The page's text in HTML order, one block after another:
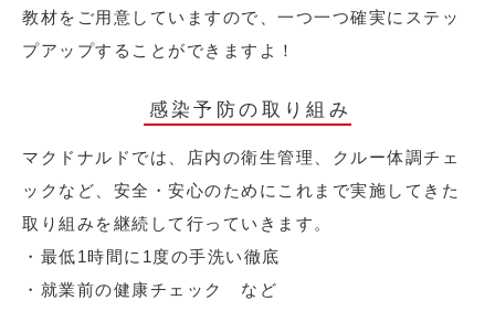
教材をご用意していますので、一つ一つ確実にステッ
プアップすることができますよ！
感染予防の取り組み
マクドナルドでは、店内の衛生管理、クルー体調チェ
ックなど、安全・安心のためにこれまで実施してきた
取り組みを継続して行っていきます。
・最低1時間に1度の手洗い徹底
・就業前の健康チェック など